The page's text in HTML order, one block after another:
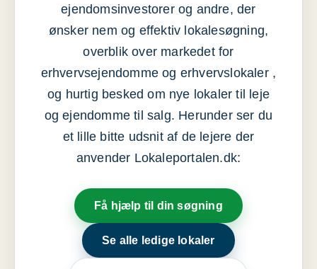
ejendomsinvestorer og andre, der
ønsker nem og effektiv lokalesøgning,
overblik over markedet for
erhvervsejendomme og erhvervslokaler ,
og hurtig besked om nye lokaler til leje
og ejendomme til salg. Herunder ser du
et lille bitte udsnit af de lejere der
anvender Lokaleportalen.dk:
Få hjælp til din søgning
Se alle ledige lokaler